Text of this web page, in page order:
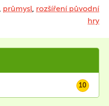
, průmysl, rozšíření původní
hry
10